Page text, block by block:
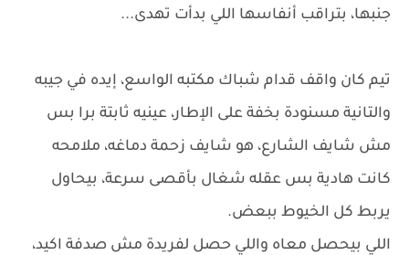
جنبها، بتراقب أنفاسها اللي بدأت تهدى...
تيم كان واقف قدام شباك مكتبه الواسع، إيده في جيبه
والتانية مسنودة بخفة على الإطار، عينيه ثابتة برا بس
مش شايف الشارع، هو شايف زحمة دماغه، ملامحه
كانت هادية بس عقله شغال بأقصى سرعة، بيحاول
يربط كل الخيوط ببعض.
اللي بيحصل معاه واللي حصل لفريدة مش صدفة اكيد،